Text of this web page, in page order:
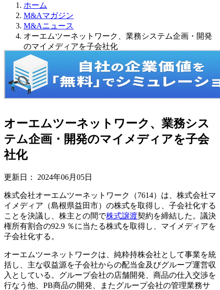
ホーム
M&Aマガジン
M&Aニュース
オーエムツーネットワーク、業務システム企画・開発
のマイメディアを子会社化
オーエムツーネットワーク、業務シス
テム企画・開発のマイメディアを子会
社化
更新日： 2024年06月05日
株式会社オーエムツーネットワーク（7614）は、株式会社マ
イメディア（島根県益田市）の株式を取得し、子会社化する
ことを決議し、株主との間で株式譲渡契約を締結した。議決
権所有割合の92.9 ％に当たる株式を取得し、マイメディアを
子会社化する。
オーエムツーネットワークは、純粋持株会社として事業を統
括し、主な収益源を子会社からの配当金及びグループ運営収
入としている。グループ会社の店舗開発、商品の仕入交渉を
行なう他、PB商品の開発、またグループ会社の管理業務サ